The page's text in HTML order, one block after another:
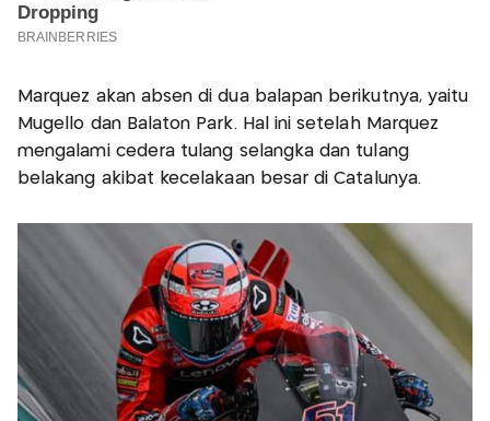
Marquez akan absen di dua balapan berikutnya, yaitu
Mugello dan Balaton Park. Hal ini setelah Marquez
mengalami cedera tulang selangka dan tulang
belakang akibat kecelakaan besar di Catalunya.